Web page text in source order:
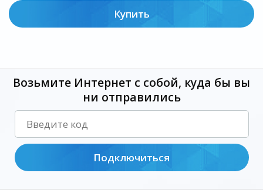
Купить
Возьмите Интернет с собой, куда бы вы
ни отправились
Подключиться